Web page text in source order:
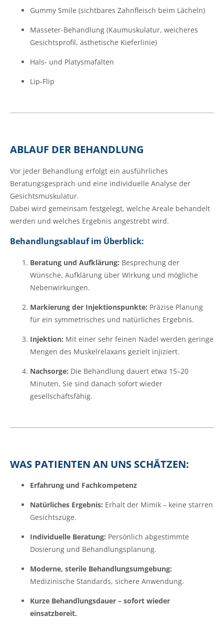
Gummy Smile (sichtbares Zahnfleisch beim Lächeln)
Masseter-Behandlung (Kaumuskulatur, weicheres
Gesichtsprofil, ästhetische Kieferlinie)
Hals- und Platysmafalten
Lip-Flip
ABLAUF DER BEHANDLUNG
Vor jeder Behandlung erfolgt ein ausführliches
Beratungsgespräch und eine individuelle Analyse der
Gesichtsmuskulatur.
Dabei wird gemeinsam festgelegt, welche Areale behandelt
werden und welches Ergebnis angestrebt wird.
Behandlungsablauf im Überblick:
Beratung und Aufklärung: Besprechung der
Wünsche, Aufklärung über Wirkung und mögliche
Nebenwirkungen.
Markierung der Injektionspunkte: Präzise Planung
für ein symmetrisches und natürliches Ergebnis.
Injektion: Mit einer sehr feinen Nadel werden geringe
Mengen des Muskelrelaxans gezielt injiziert.
Nachsorge: Die Behandlung dauert etwa 15–20
Minuten, Sie sind danach sofort wieder
gesellschaftsfähig.
WAS PATIENTEN AN UNS SCHÄTZEN:
Erfahrung und Fachkompetenz
Natürliches Ergebnis: Erhalt der Mimik – keine starren
Gesichtszüge.
Individuelle Beratung: Persönlich abgestimmte
Dosierung und Behandlungsplanung.
Moderne, sterile Behandlungsumgebung:
Medizinische Standards, sichere Anwendung.
Kurze Behandlungsdauer – sofort wieder
einsatzbereit.